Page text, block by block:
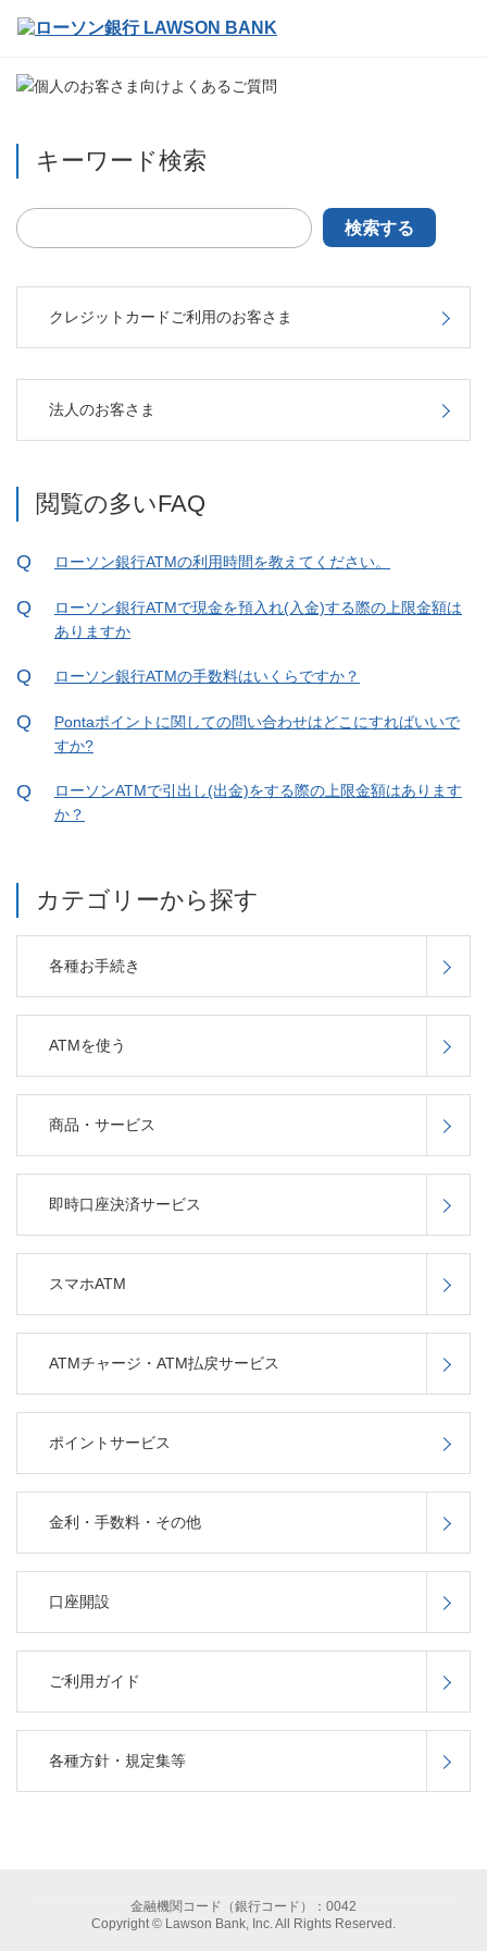
キーワード検索
検索する
クレジットカードご利用のお客さま
法人のお客さま
閲覧の多いFAQ
ローソン銀行ATMの利用時間を教えてください。
ローソン銀行ATMで現金を預入れ(入金)する際の上限金額は
ありますか
ローソン銀行ATMの手数料はいくらですか？
Pontaポイントに関しての問い合わせはどこにすればいいで
すか?
ローソンATMで引出し(出金)をする際の上限金額はあります
か？
カテゴリーから探す
各種お手続き
ATMを使う
商品・サービス
即時口座決済サービス
スマホATM
ATMチャージ・ATM払戻サービス
ポイントサービス
金利・手数料・その他
口座開設
ご利用ガイド
各種方針・規定集等
金融機関コード（銀行コード）：0042
Copyright © Lawson Bank, Inc. All Rights Reserved.